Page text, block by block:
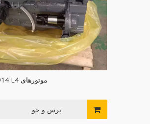
موتورهای DEUTZ 914 L4
پرس و جو